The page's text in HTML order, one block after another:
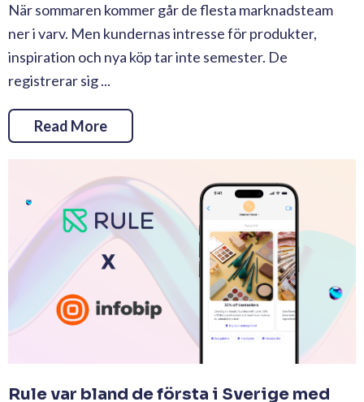
När sommaren kommer går de flesta marknadsteam
ner i varv. Men kundernas intresse för produkter,
inspiration och nya köp tar inte semester. De
registrerar sig ...
Read More
Rule var bland de första i Sverige med